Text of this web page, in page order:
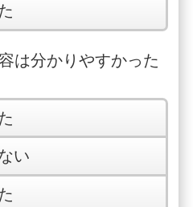
は分かりやすかった
い